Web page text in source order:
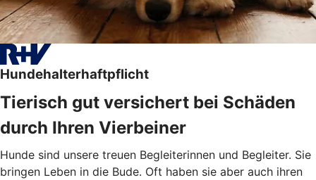
Hundehalterhaftpflicht
Tierisch gut versichert bei Schäden
durch Ihren Vierbeiner
Hunde sind unsere treuen Begleiterinnen und Begleiter. Sie
bringen Leben in die Bude. Oft haben sie aber auch ihren